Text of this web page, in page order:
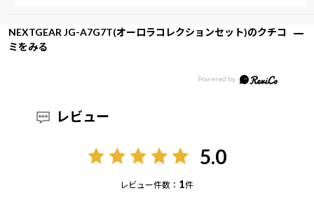
NEXTGEAR JG-A7G7T(オーロラコレクションセット)のクチコ
ミをみる
レビュー
5.0
レビュー件数： 1件